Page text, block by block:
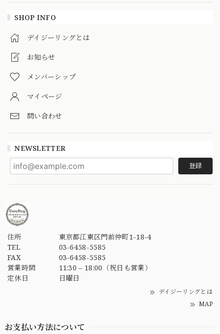
SHOP INFO
デイジーリングとは
お知らせ
メンバーシップ
マイページ
問い合わせ
NEWSLETTER
登録
住所
東京都江東区門前仲町1-18-4
TEL
03-6458-5585
FAX
03-6458-5585
営業時間
11:30 – 18:00（祝日も営業）
定休日
日曜日
デイジーリングとは
MAP
お支払い方法について